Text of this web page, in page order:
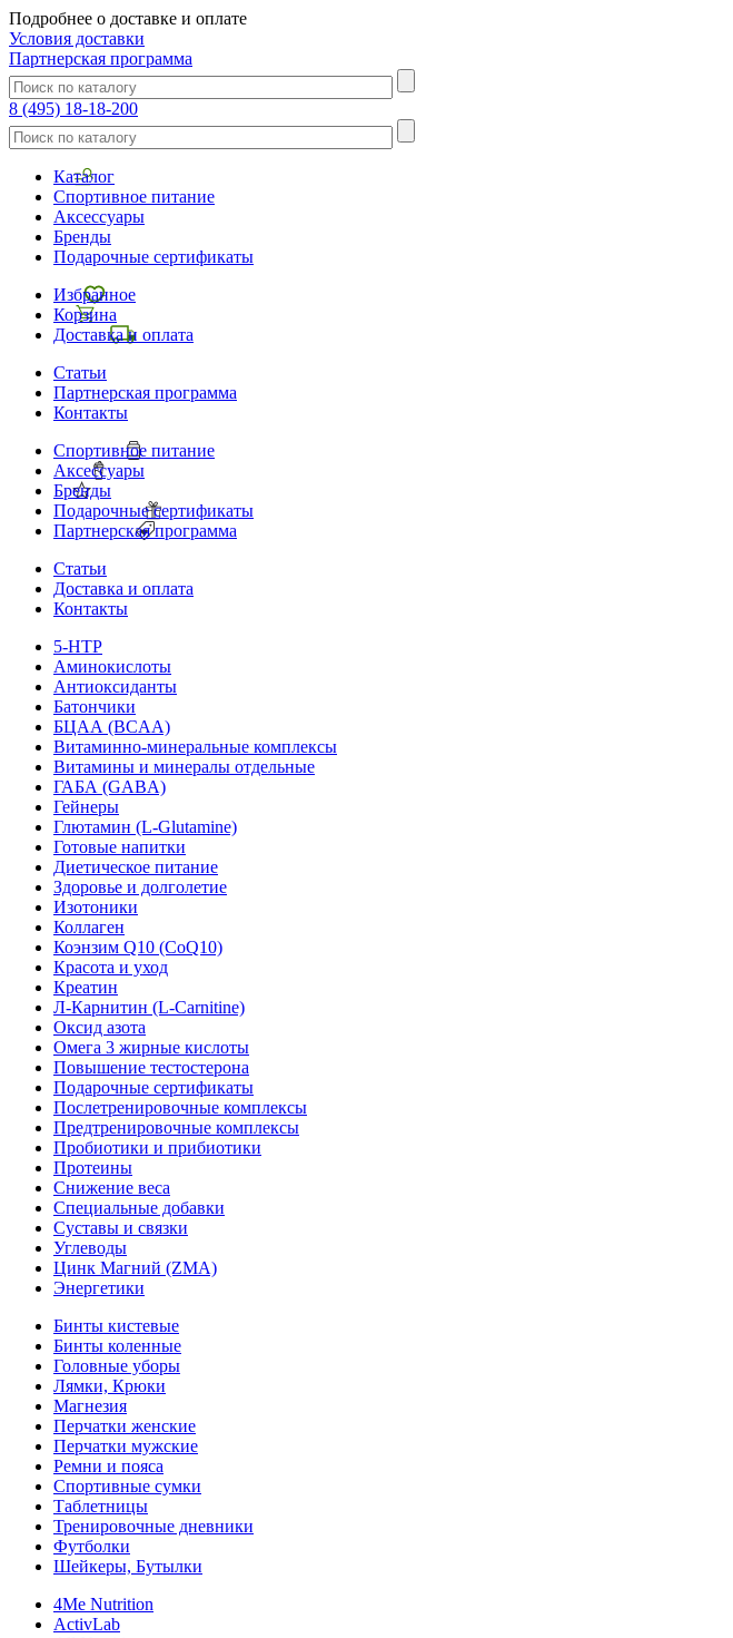
Подробнее о доставке и оплате
Условия доставки
Партнерская программа
8 (495) 18-18-200
Каталог
Спортивное питание
Аксессуары
Бренды
Подарочные сертификаты
Избранное
Корзина
Доставка и оплата
Статьи
Партнерская программа
Контакты
Спортивное питание
Аксессуары
Бренды
Подарочные сертификаты
Партнерская программа
Статьи
Доставка и оплата
Контакты
5-HTP
Аминокислоты
Антиоксиданты
Батончики
БЦАА (BCAA)
Витаминно-минеральные комплексы
Витамины и минералы отдельные
ГАБА (GABA)
Гейнеры
Глютамин (L-Glutamine)
Готовые напитки
Диетическое питание
Здоровье и долголетие
Изотоники
Коллаген
Коэнзим Q10 (CoQ10)
Красота и уход
Креатин
Л-Карнитин (L-Сarnitine)
Оксид азота
Омега 3 жирные кислоты
Повышение тестостерона
Подарочные сертификаты
Послетренировочные комплексы
Предтренировочные комплексы
Пробиотики и прибиотики
Протеины
Снижение веса
Специальные добавки
Суставы и связки
Углеводы
Цинк Магний (ZMA)
Энергетики
Бинты кистевые
Бинты коленные
Головные уборы
Лямки, Крюки
Магнезия
Перчатки женские
Перчатки мужские
Ремни и пояса
Спортивные сумки
Таблетницы
Тренировочные дневники
Футболки
Шейкеры, Бутылки
4Me Nutrition
ActivLab